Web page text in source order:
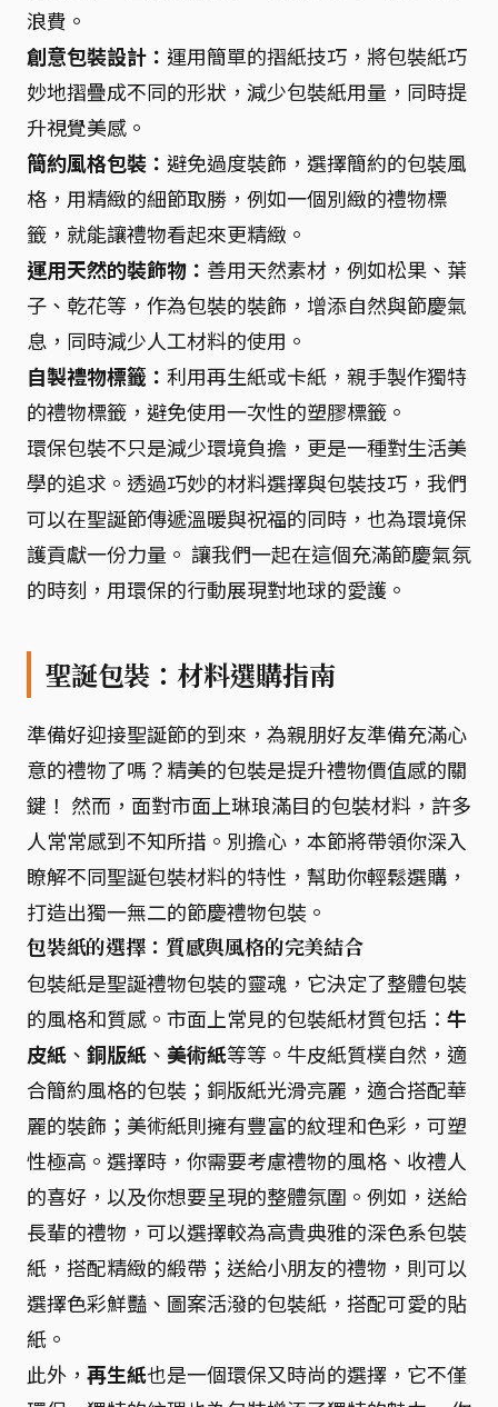
浪費。
創意包裝設計： 運用簡單的摺紙技巧，將包裝紙巧
妙地摺疊成不同的形狀，減少包裝紙用量，同時提
升視覺美感。
簡約風格包裝： 避免過度裝飾，選擇簡約的包裝風
格，用精緻的細節取勝，例如一個別緻的禮物標
籤，就能讓禮物看起來更精緻。
運用天然的裝飾物： 善用天然素材，例如松果、葉
子、乾花等，作為包裝的裝飾，增添自然與節慶氣
息，同時減少人工材料的使用。
自製禮物標籤： 利用再生紙或卡紙，親手製作獨特
的禮物標籤，避免使用一次性的塑膠標籤。
環保包裝不只是減少環境負擔，更是一種對生活美
學的追求。透過巧妙的材料選擇與包裝技巧，我們
可以在聖誕節傳遞溫暖與祝福的同時，也為環境保
護貢獻一份力量。 讓我們一起在這個充滿節慶氣氛
的時刻，用環保的行動展現對地球的愛護。
聖誕包裝：材料選購指南
準備好迎接聖誕節的到來，為親朋好友準備充滿心
意的禮物了嗎？精美的包裝是提升禮物價值感的關
鍵！ 然而，面對市面上琳琅滿目的包裝材料，許多
人常常感到不知所措。別擔心，本節將帶領你深入
瞭解不同聖誕包裝材料的特性，幫助你輕鬆選購，
打造出獨一無二的節慶禮物包裝。
包裝紙的選擇：質感與風格的完美結合
包裝紙是聖誕禮物包裝的靈魂，它決定了整體包裝
的風格和質感。市面上常見的包裝紙材質包括： 牛
皮紙 、 銅版紙 、 美術紙等等。牛皮紙質樸自然，適
合簡約風格的包裝；銅版紙光滑亮麗，適合搭配華
麗的裝飾；美術紙則擁有豐富的紋理和色彩，可塑
性極高。選擇時，你需要考慮禮物的風格、收禮人
的喜好，以及你想要呈現的整體氛圍。例如，送給
長輩的禮物，可以選擇較為高貴典雅的深色系包裝
紙，搭配精緻的緞帶；送給小朋友的禮物，則可以
選擇色彩鮮豔、圖案活潑的包裝紙，搭配可愛的貼
紙。
此外， 再生紙也是一個環保又時尚的選擇，它不僅